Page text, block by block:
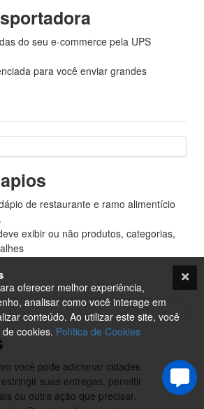
do seu e-commerce pela UPS
para você enviar grandes
de restaurante e ramo alimentício
exibir ou não produtos, categorias,
você pode adicionar cidades
suas entregas, permitir
ou outra ação que precisar.
oferecer melhor experiência,
analisar como você interage em
conteúdo. Ao utilizar este site, você
cookies. Política de Cookies